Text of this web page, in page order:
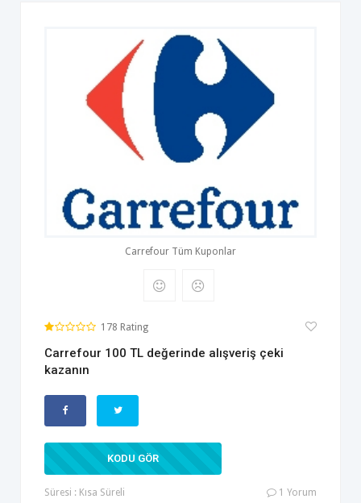
Carrefour Tüm Kuponlar
178 Rating
Carrefour 100 TL değerinde alışveriş çeki
kazanın
KUPONSUZ
KODU GÖR
Süresi : Kısa Süreli 1 Yorum